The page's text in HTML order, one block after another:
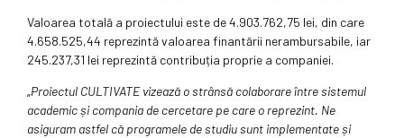
Valoarea totală a proiectului este de 4.903.762,75 lei, din care
4.658.525,44 reprezintă valoarea finantării nerambursabile, iar
245.237,31 lei reprezintă contribuția proprie a companiei.
„Proiectul CULTIVATE vizează o strânsă colaborare între sistemul
academic și compania de cercetare pe care o reprezint. Ne
asiguram astfel că programele de studiu sunt implementate și